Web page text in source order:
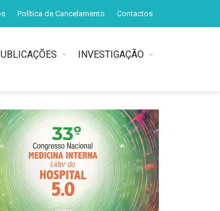
Política de Cancelamento Contactos
INVESTIGAÇÃO